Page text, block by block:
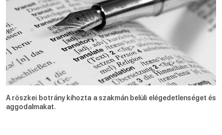
A röszkei botrány kihozta a szakmán belüli elégedetlenséget és
aggodalmakat.